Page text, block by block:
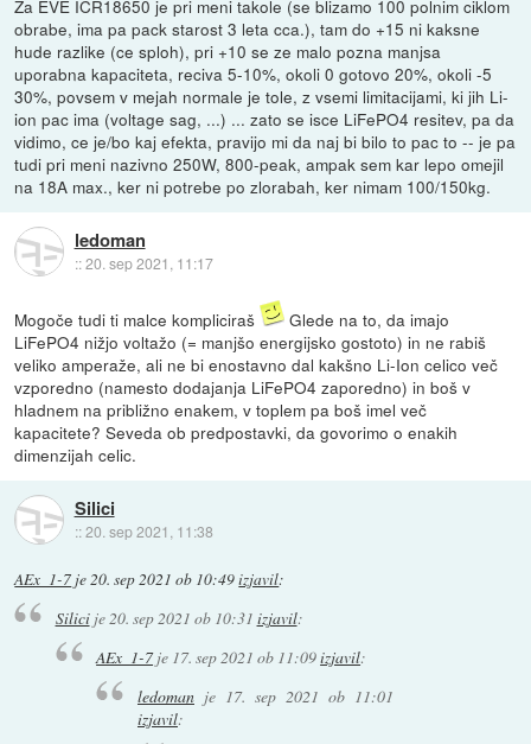
Za EVE ICR18650 je pri meni takole (se blizamo 100 polnim ciklom
obrabe, ima pa pack starost 3 leta cca.), tam do +15 ni kaksne
hude razlike (ce sploh), pri +10 se ze malo pozna manjsa
uporabna kapaciteta, reciva 5-10%, okoli 0 gotovo 20%, okoli -5
30%, povsem v mejah normale je tole, z vsemi limitacijami, ki jih Li-
ion pac ima (voltage sag, ...) ... zato se isce LiFePO4 resitev, pa da
vidimo, ce je/bo kaj efekta, pravijo mi da naj bi bilo to pac to -- je pa
tudi pri meni nazivno 250W, 800-peak, ampak sem kar lepo omejil
na 18A max., ker ni potrebe po zlorabah, ker nimam 100/150kg.
ledoman
::20. sep 2021, 11:17
Mogoče tudi ti malce kompliciraš
Glede na to, da imajo
LiFePO4 nižjo voltažo (= manjšo energijsko gostoto) in ne rabiš
veliko amperaže, ali ne bi enostavno dal kakšno Li-Ion celico več
vzporedno (namesto dodajanja LiFePO4 zaporedno) in boš v
hladnem na približno enakem, v toplem pa boš imel več
kapacitete? Seveda ob predpostavki, da govorimo o enakih
dimenzijah celic.
Silici
::20. sep 2021, 11:38
AEx_1-7 je20. sep 2021 ob 10:49izjavil:
Silicije20. sep 2021 ob 10:31 izjavil:
AEx_1-7je 17. sep 2021 ob 11:09izjavil:
ledomanje 17. sep 2021 ob 11:01
izjavil: